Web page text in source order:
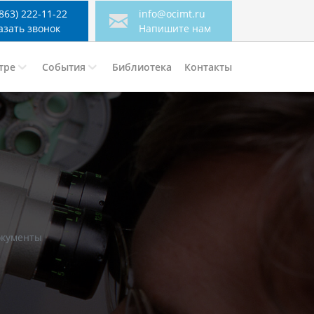
222-11-22
звонок
info@ocimt.ru
Напишите нам
События Библиотека Контакты